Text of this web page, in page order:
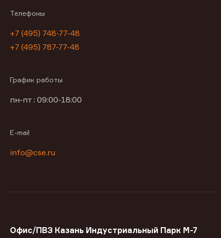
Телефоны
+7 (495) 748-77-48
+7 (495) 787-77-48
График работы
пн-пт : 09:00-18:00
E-mail
info@cse.ru
Офис/ПВЗ Казань Индустриальный Парк М-7